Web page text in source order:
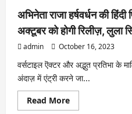
Fame
Ahwaan
Kumar
Bags
Lead
In
An
Upcoming
OTT
Series
अभिनेता राजा हर्षवर्धन की
अक्टूबर को होगी रिलीज़, लुला
admin October 16, 2023
वर्सटाइल ऎक्टर और अद्भुत प्रतिभा के
अंदाज़ में एंट्री करने जा...
Read MoreRead
more